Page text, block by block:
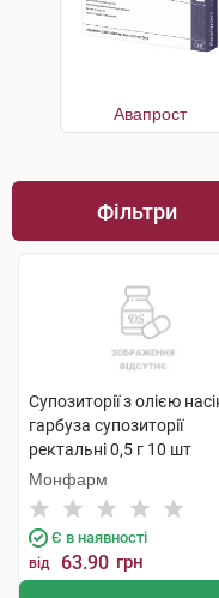
Авапрост
Фільтри
Супозиторії з олією
гарбуза супозиторії
ректальні 0,5 г 10 шт
Монфарм
Є в наявності
від 63.90 грн